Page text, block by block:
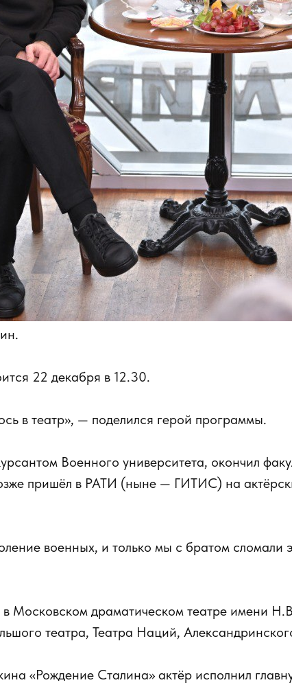
22 декабря в 12.30.
в театр», — поделился герой программы.
Военного университета, окончил
пришёл в РАТИ (ныне — ГИТИС) на
военных, и только мы с братом сломали
в Московском драматическом театре имени
театра, Театра Наций,
«Рождение Сталина» актёр исполнил